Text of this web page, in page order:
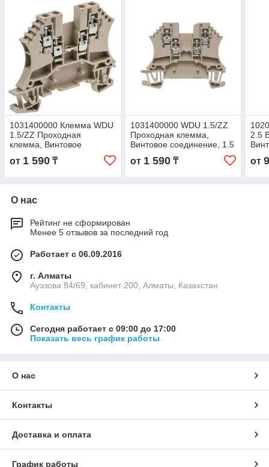
1031400000 Клемма WDU
1.5/ZZ Проходная
клемма, Винтовое
соединение, 1.5 mm², 800
V, 17.5 A, Темно-бежевый
от 1 590 ₸
1031400000 WDU 1.5/ZZ
Проходная клемма,
Винтовое соединение, 1.5
mm², 800 V, 17.5 A, Темно-
бежевый
от 1 590₸
2.5
от
О нас
Рейтинг не сформирован
Менее 5 отзывов за последний год
Работает с 06.09.2016
г. Алматы
Ауэзова 84/69, кабинет 200, Алматы, Казахстан
Контакты
Сегодня работает с 09:00 до 17:00
Показать весь график работы
О нас
Контакты
Доставка и оплата
График работы